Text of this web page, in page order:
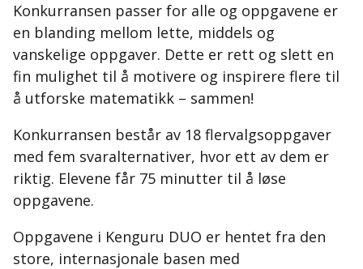
Konkurransen passer for alle og oppgavene er
en blanding mellom lette, middels og
vanskelige oppgaver. Dette er rett og slett en
fin mulighet til å motivere og inspirere flere til
å utforske matematikk – sammen!
Konkurransen består av 18 flervalgsoppgaver
med fem svaralternativer, hvor ett av dem er
riktig. Elevene får 75 minutter til å løse
oppgavene.
Oppgavene i Kenguru DUO er hentet fra den
store, internasjonale basen med